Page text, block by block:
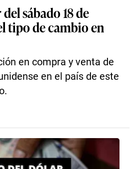
sábado 18 de
tipo de cambio en
en compra y venta de
en el país de este